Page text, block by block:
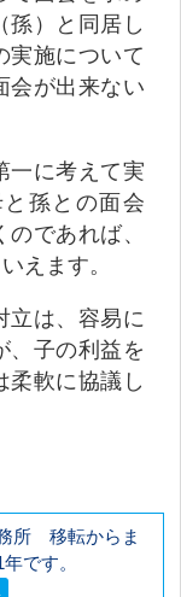
孫）と同居し
実施について
会が出来ない
一に考えて実
孫との面会
であれば、
えます。
立は、容易に
、子の利益を
柔軟に協議し
所 移転からま
です。